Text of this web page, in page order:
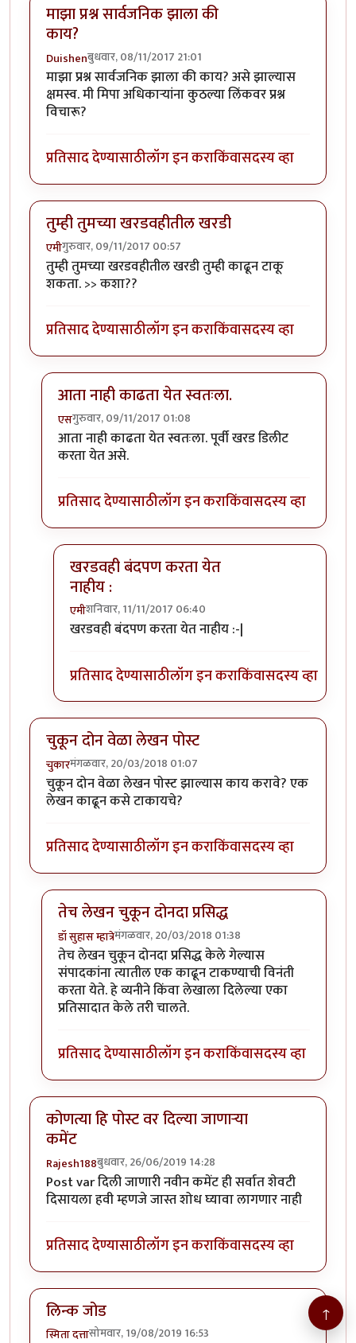
माझा प्रश्न सार्वजनिक झाला की
काय?
Duishenबुधवार, 08/11/2017 21:01
माझा प्रश्न सार्वजनिक झाला की काय? असे झाल्यास
क्षमस्व. मी मिपा अधिकाऱ्यांना कुठल्या लिंकवर प्रश्न
विचारू?
प्रतिसाद देण्यासाठीलॉग इन कराकिंवासदस्य व्हा
तुम्ही तुमच्या खरडवहीतील खरडी
एमीगुरुवार, 09/11/2017 00:57
तुम्ही तुमच्या खरडवहीतील खरडी तुम्ही काढून टाकू
शकता. >> कशा??
प्रतिसाद देण्यासाठीलॉग इन कराकिंवासदस्य व्हा
आता नाही काढता येत स्वतःला.
एसगुरुवार, 09/11/2017 01:08
In reply toतुम्ही तुमच्या खरडवहीतील खरडीby
आता नाही काढता येत स्वतःला. पूर्वी खरड डिलीट
करता येत असे.
प्रतिसाद देण्यासाठीलॉग इन कराकिंवासदस्य व्हा
खरडवही बंदपण करता येत
नाहीय :
एमीशनिवार, 11/11/2017 06:40
In reply toआता नाही काढता येत स्वतःला.
खरडवही बंदपण करता येत नाहीय :-|
प्रतिसाद देण्यासाठीलॉग इन कराकिंवासदस्य व्हा
चुकून दोन वेळा लेखन पोस्ट
चुकारमंगळवार, 20/03/2018 01:07
चुकून दोन वेळा लेखन पोस्ट झाल्यास काय करावे? एक
लेखन काढून कसे टाकायचे?
प्रतिसाद देण्यासाठीलॉग इन कराकिंवासदस्य व्हा
तेच लेखन चुकून दोनदा प्रसिद्ध
डॉ सुहास म्हात्रेमंगळवार, 20/03/2018 01:38
In reply toचुकून दोन वेळा लेखन पोस्टby
तेच लेखन चुकून दोनदा प्रसिद्ध केले गेल्यास
संपादकांना त्यातील एक काढून टाकण्याची विनंती
करता येते. हे व्यनीने किंवा लेखाला दिलेल्या एका
प्रतिसादात केले तरी चालते.
प्रतिसाद देण्यासाठीलॉग इन कराकिंवासदस्य व्हा
कोणत्या हि पोस्ट वर दिल्या जाणाऱ्या
कमेंट
Rajesh188बुधवार, 26/06/2019 14:28
Post var दिली जाणारी नवीन कमेंट ही सर्वात शेवटी
दिसायला हवी म्हणजे जास्त शोध घ्यावा लागणार नाही
प्रतिसाद देण्यासाठीलॉग इन कराकिंवासदस्य व्हा
लिन्क जोड
स्मिता दत्तासोमवार, 19/08/2019 16:53
↑